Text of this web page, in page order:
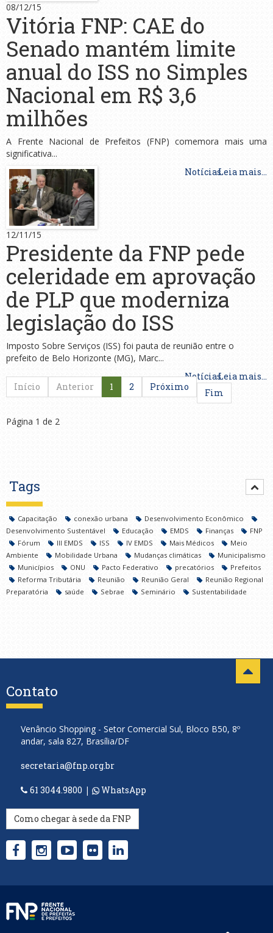
08/12/15
Vitória FNP: CAE do
Senado mantém limite
anual do ISS no Simples
Nacional em R$ 3,6
milhões
A Frente Nacional de Prefeitos (FNP) comemora mais uma
significativa...
NotíciasLeia mais...
12/11/15
Presidente da FNP pede
celeridade em aprovação
de PLP que moderniza
legislação do ISS
Imposto Sobre Serviços (ISS) foi pauta de reunião entre o
prefeito de Belo Horizonte (MG), Marc...
NotíciasLeia mais...
Início
Anterior 1 2 Próximo
Fim
Página 1 de 2
Tags
Capacitação conexão urbana
Desenvolvimento Econômico
Desenvolvimento Sustentável
Educação EMDS Finanças
FNP
Fórum
III EMDS ISS IV EMDS Mais Médicos
Meio
Ambiente
Mobilidade Urbana Mudanças climáticas
Municipalismo
Municípios
ONU Pacto Federativo precatórios
Prefeitos
Reforma Tributária
Reunião Reunião Geral
Reunião Regional
Preparatória
saúde Sebrae Seminário Sustentabilidade
Contato
Venâncio Shopping - Setor Comercial Sul, Bloco B50, 8º
andar, sala 827, Brasília/DF
secretaria@fnp.org.br
61 3044.9800 | WhatsApp
Como chegar à sede da FNP